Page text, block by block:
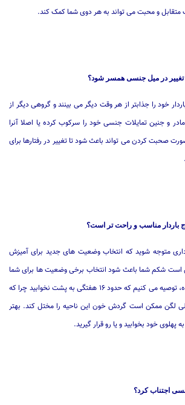
و محبت می تواند به هر دوی شما کمک کند.
تغییر در میل جنسی همسر شود؟
خود را جذابتر از هر وقت دیگر می بینند و گروهی دیگر از
و جنین تمایلات جنسی خود را سرکوب کرده یا اصلا آنرا
صحبت کردن می تواند باعث شود تا تغییر در رفتارها برای
باردار مناسب و راحت تر است؟
متوجه شوید که انتخاب وضعیت های جدید برای آمیزش
شکم شما باعث شود انتخاب برخی وضعیت ها برای شما
ناراحت کننده باشد. به علاوه، توصیه می کنیم که حدود ۱۶ هفتگی به پشت نخوابید چرا که
لگن ممکن است گردش خون این ناحیه را مختل کند. بهتر
خود بخوابید و یا رو قرار گیرید.
اجتناب کرد؟